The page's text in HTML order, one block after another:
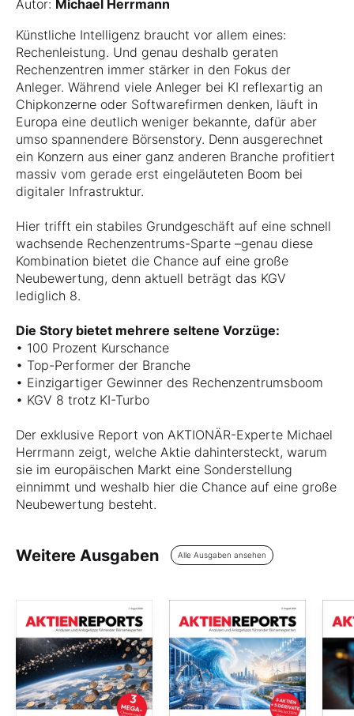
Autor: Michael Herrmann
Künstliche Intelligenz braucht vor allem eines:
Rechenleistung. Und genau deshalb geraten
Rechenzentren immer stärker in den Fokus der
Anleger. Während viele Anleger bei KI reflexartig an
Chipkonzerne oder Softwarefirmen denken, läuft in
Europa eine deutlich weniger bekannte, dafür aber
umso spannendere Börsenstory. Denn ausgerechnet
ein Konzern aus einer ganz anderen Branche profitiert
massiv vom gerade erst eingeläuteten Boom bei
digitaler Infrastruktur.
Hier trifft ein stabiles Grundgeschäft auf eine schnell
wachsende Rechenzentrums-Sparte –genau diese
Kombination bietet die Chance auf eine große
Neubewertung, denn aktuell beträgt das KGV
lediglich 8.
Die Story bietet mehrere seltene Vorzüge:
• 100 Prozent Kurschance
• Top-Performer der Branche
• Einzigartiger Gewinner des Rechenzentrumsboom
• KGV 8 trotz KI-Turbo
Der exklusive Report von AKTIONÄR-Experte Michael
Herrmann zeigt, welche Aktie dahintersteckt, warum
sie im europäischen Markt eine Sonderstellung
einnimmt und weshalb hier die Chance auf eine große
Neubewertung besteht.
Weitere Ausgaben Alle Ausgaben ansehen